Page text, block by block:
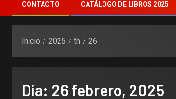
CONTACTO CATÁLOGO DE LIBROS 2025
Inicio 2025 th 26
Día: 26 febrero, 2025